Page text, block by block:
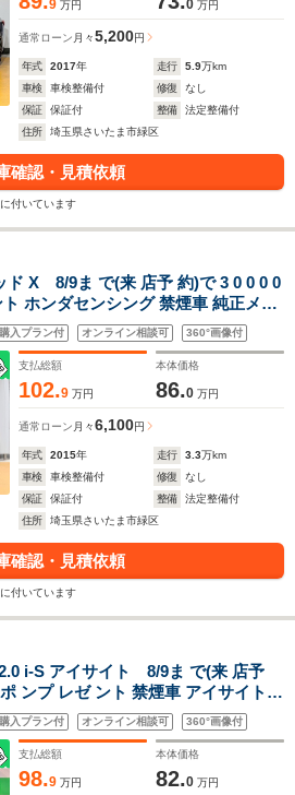
9 万円 0 万円
通常ローン 月々5,200円
年式 2017年 走行 5.9万km
車検
車検整備付 修復
なし
保証
保証付 整備
法定整備付
住所
埼玉県さいたま市緑区
確認・見積依頼
付いています
X 8/9ま で(来 店予 約)で 3 0 0 0 0
ホンダセンシング 禁煙車 純正メモ
ックカメラ Bluetooth ハーフレザ
グ スマートキー
購入プラン付 オンライン相談可 360°画像付
支払総額
102.9 万円
本体価格
86.0 万円
通常ローン 月々6,100円
年式 2015年 走行 3.3万km
車検
車検整備付 修復
なし
保証
保証付 整備
法定整備付
住所
埼玉県さいたま市緑区
確認・見積依頼
付いています
i-S アイサイト 8/9ま で(来 店予
ンプ レゼ ント 禁煙車 アイサイト
ニター ETC 純正SDナビ Bluetooth
ープ アダプティブクルコン アクセ
購入プラン付 オンライン相談可 360°画像付
支払総額
98.9 万円
本体価格
82.0 万円